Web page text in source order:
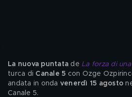
La nuova puntata de La forza di
turca di Canale 5 con Ozge
andata in onda venerdì 15 agosto
Canale 5.